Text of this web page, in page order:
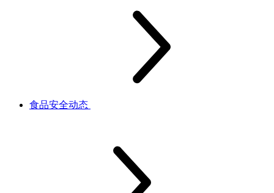
食品安全动态